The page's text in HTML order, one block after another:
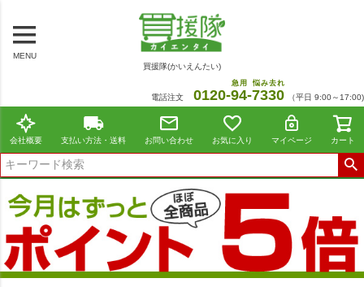
MENU
買援隊(かいえんたい)
電話注文 0120-94
急用
-7330
悩み去れ
（平日 9:00～17:00)
会社概要 支払い方法・送料 お問い合わせ お気に入り マイページ カート